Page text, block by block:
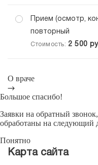
Прием (осмотр,
повторный
Стоимость: 2 500
О враче
Большое спасибо!
Заявки на обратный
обработаны на следующий
Понятно
Карта сайта